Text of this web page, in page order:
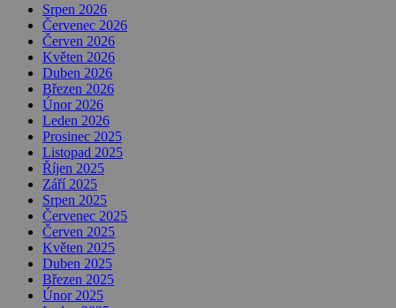
Srpen 2026
Červenec 2026
Červen 2026
Květen 2026
Duben 2026
Březen 2026
Únor 2026
Leden 2026
Prosinec 2025
Listopad 2025
Říjen 2025
Září 2025
Srpen 2025
Červenec 2025
Červen 2025
Květen 2025
Duben 2025
Březen 2025
Únor 2025